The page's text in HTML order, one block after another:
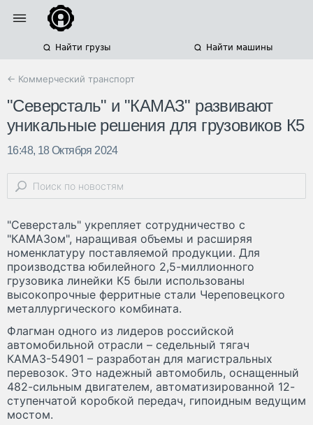
Найти грузы Найти машины
← Коммерческий транспорт
"Северсталь" и "КАМАЗ" развивают
уникальные решения для грузовиков К5
16:48, 18 Октября 2024
"Северсталь" укрепляет сотрудничество с
"КАМАЗом", наращивая объемы и расширяя
номенклатуру поставляемой продукции. Для
производства юбилейного 2,5-миллионного
грузовика линейки К5 были использованы
высокопрочные ферритные стали Череповецкого
металлургического комбината.
Флагман одного из лидеров российской
автомобильной отрасли – седельный тягач
КАМАЗ-54901 – разработан для магистральных
перевозок. Это надежный автомобиль, оснащенный
482-сильным двигателем, автоматизированной 12-
ступенчатой коробкой передач, гипоидным ведущим
мостом.